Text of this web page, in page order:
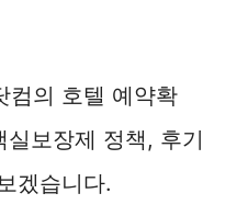
컴의 호텔 예약확
보장제 정책, 후기
겠습니다.